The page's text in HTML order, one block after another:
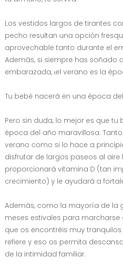
Los vestidos largos de tirantes
pecho resultan una opción
aprovechable tanto durante el
Además, si siempre has soñado
embarazada, ¡el verano es la
Tu bebé nacerá en una época
Pero sin duda, lo mejor es que tu
época del año maravillosa.
verano como si lo hace a
disfrutar de largos paseos al aire
proporcionará vitamina D (tan
crecimiento) y le ayudará a
Además, como la mayoría de la
meses estivales para
que os encontréis muy
refiere y eso os permita
de la intimidad familiar.